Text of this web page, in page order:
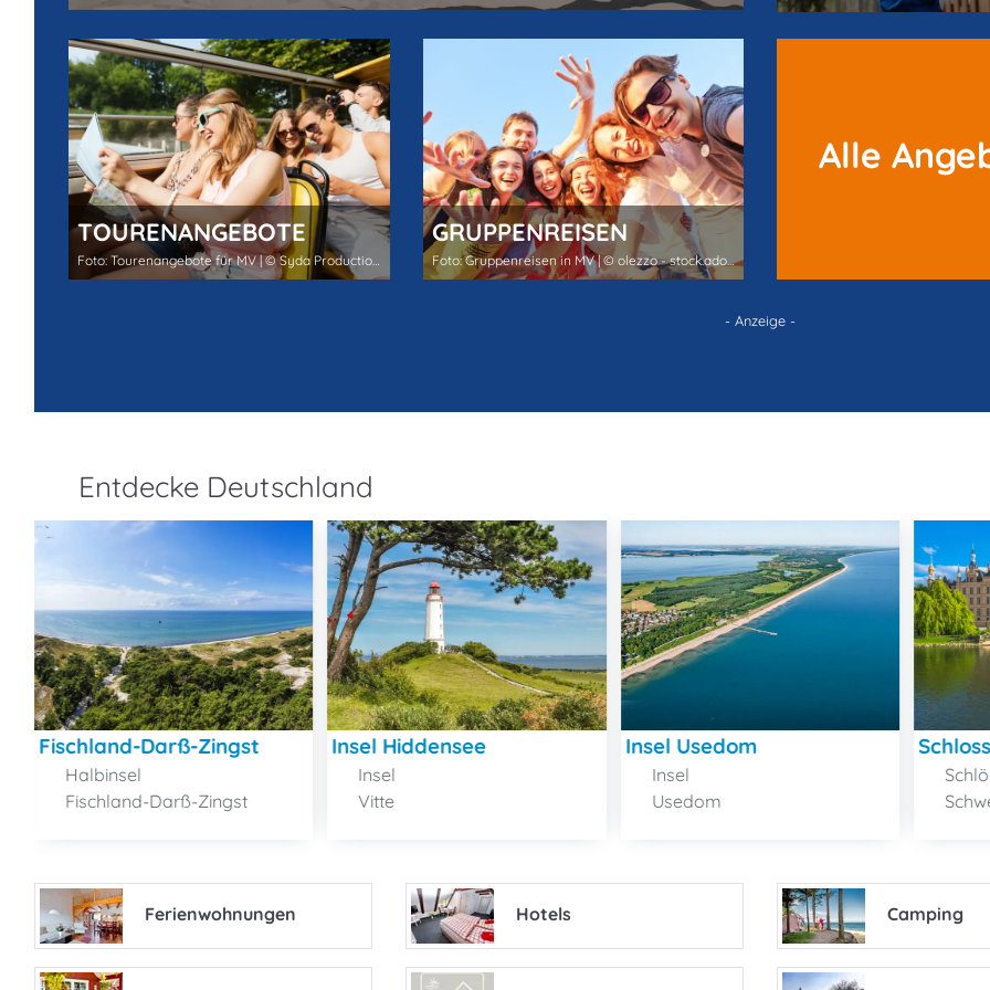
TOURENANGEBOTE
Foto: Tourenangebote für MV | © Syda Productions - stock.adobe.com
GRUPPENREISEN
Foto: Gruppenreisen in MV | © olezzo - stock.adobe.com
Alle
- Anzeige -
Entdecke Deutschland
Fischland-Darß-Zingst
Halbinsel
Fischland-Darß-Zingst
Insel Hiddensee
Insel
Vitte
Insel Usedom
Insel
Usedom
Ferienwohnungen Hotels Camping